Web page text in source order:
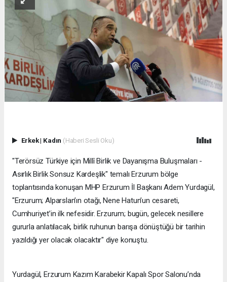
Erkek| Kadın (Haberi Sesli Oku)
"Terörsüz Türkiye için Millî Birlik ve Dayanışma Buluşmaları -
Asırlık Birlik Sonsuz Kardeşlik" temalı Erzurum bölge
toplantısında konuşan MHP Erzurum İl Başkanı Adem Yurdagül,
"Erzurum; Alparslan’ın otağı, Nene Hatun’un cesareti,
Cumhuriyet’in ilk nefesidir. Erzurum; bugün, gelecek nesillere
gururla anlatılacak, birlik ruhunun barışa dönüştüğü bir tarihin
yazıldığı yer olacak olacaktır" diye konuştu.
Yurdagül, Erzurum Kazım Karabekir Kapalı Spor Salonu’nda